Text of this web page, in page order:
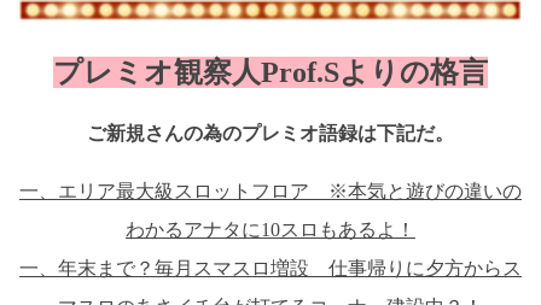
プレミオ観察人Prof.Sよりの格言
ご新規さんの為のプレミオ語録は下記だ。
一、エリア最大級スロットフロア ※本気と遊びの違いの
わかるアナタに10スロもあるよ！
一、年末まで？毎月スマスロ増設 仕事帰りに夕方からス